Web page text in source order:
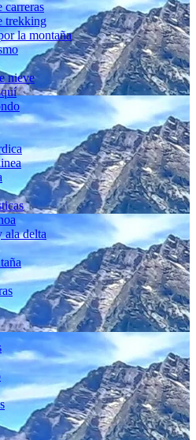
carreras
trekking
la montaña
nieve
ala delta